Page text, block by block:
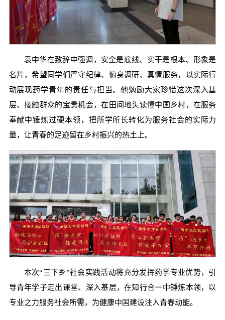
袁中华在致辞中强调，安全是底线、实干是根本、形象是
名片，希望同学们严守纪律、俯身调研、真情服务，以实际行
动展现药学青年的责任与担当。他勉励大家珍惜这次深入基
层、接触群众的宝贵机会，在田间地头读懂中国乡村，在服务
奉献中锤炼过硬本领，把所学所长转化为服务社会的实际力
量，让青春的足迹留在乡村振兴的热土上。
本次“三下乡”社会实践活动将充分发挥药学专业优势，引
导青年学子走出课堂、深入基层，在知行合一中锤炼本领，以
专业之力服务社会所需，为健康中国建设注入青春动能。